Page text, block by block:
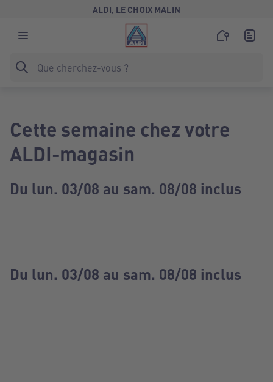
ALDI, LE CHOIX MALIN
Cette semaine chez votre
ALDI-magasin
Du lun. 03/08 au sam. 08/08 inclus
Du lun. 03/08 au sam. 08/08 inclus